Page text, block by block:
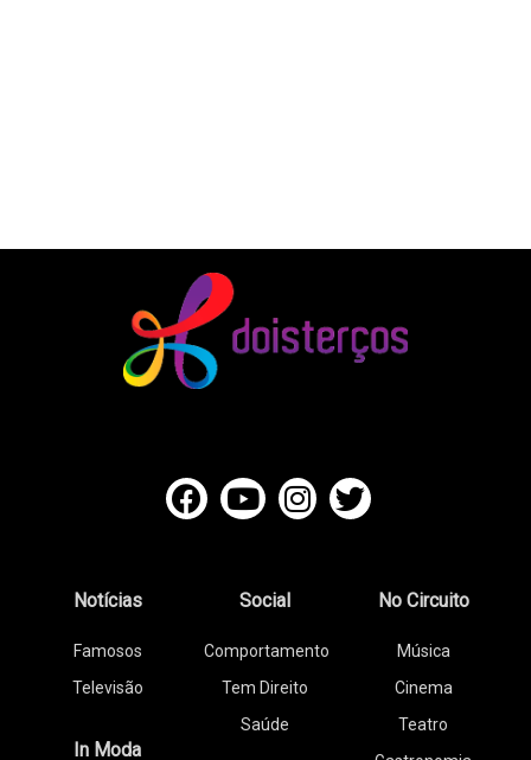
Notícias
Famosos
Televisão
In Moda
Social
Comportamento
Tem Direito
Saúde
No Circuito
Música
Cinema
Teatro